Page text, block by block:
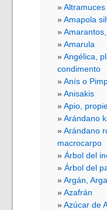
Amapola
Amarula
Angélica,
condimento
Anís o
Anisakis
Apio,
Arándano
Arándano
macrocarpo
Árbol del
Árbol del
Argán,
Azafrán
Azúcar de